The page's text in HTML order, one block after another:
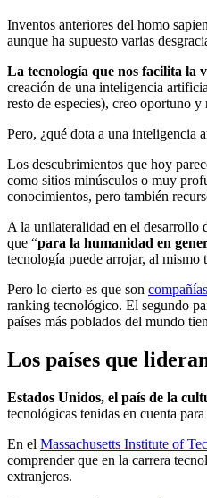
Inventos anteriores del homo
aunque ha supuesto varias
La tecnología que nos facilita la
creación de una inteligencia
resto de especies), creo oportuno
Pero, ¿qué dota a una inteligencia
Los descubrimientos que hoy
como sitios minúsculos o muy
conocimientos, pero también
A la unilateralidad en el desarrollo
que “para la humanidad en
tecnología puede arrojar, al mismo
Pero lo cierto es que son
ranking tecnológico. El segundo
países más poblados del mundo
Los países que
Estados Unidos, el país de la
tecnológicas tenidas en cuenta
En el Massachusetts Institute of
comprender que en la carrera
extranjeros.